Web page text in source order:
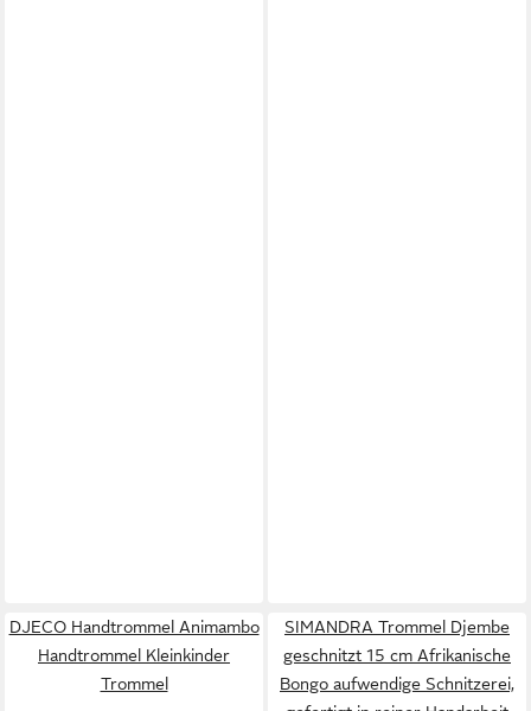
DJECO Handtrommel Animambo
Handtrommel Kleinkinder
Trommel
SIMANDRA Trommel Djembe
geschnitzt 15 cm Afrikanische
Bongo aufwendige Schnitzerei,